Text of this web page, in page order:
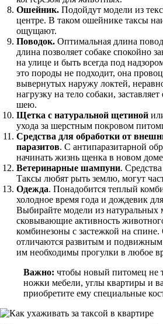
Ошейник. Подойдут модели из
центре. В таком ошейнике таксы
ощущают.
Поводок. Оптимальная длина
длина позволяет собаке спокойно
на улице и быть всегда под
это породы не подходит, она
вывернутых наружу локтей,
нагрузку на тело собаки,
шею.
Щетка с натуральной щетиной
ухода за шерстным покровом
Средства для обработки от
паразитов. С антипаразитарной
начинать жизнь щенка в новом
Ветеринарные шампуни.
Таксы любят рыть землю, могут
Одежда. Понадобится теплый
холодное время года и дождевик
Выбирайте модели из натуральных
сковывающие активность
комбинезоны с застежкой на
отличаются развитым и
им необходимы прогулки в любое
Важно: чтобы новый питомец не
ножки мебели, углы квартиры и
приобретите ему специальные